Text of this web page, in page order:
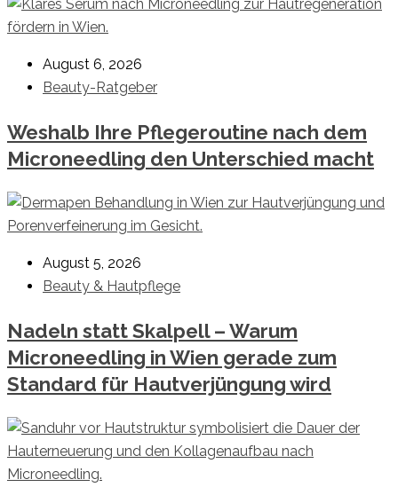
August 6, 2026
Beauty-Ratgeber
Weshalb Ihre Pflegeroutine nach dem
Microneedling den Unterschied macht
August 5, 2026
Beauty & Hautpflege
Nadeln statt Skalpell – Warum
Microneedling in Wien gerade zum
Standard für Hautverjüngung wird